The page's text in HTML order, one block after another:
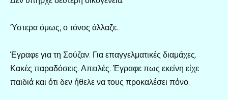
Ύστερα όμως, ο τόνος άλλαζε.
Έγραφε για τη Σούζαν. Για επαγγελματικές διαμάχες.
Κακές παραδόσεις. Απειλές. Έγραφε πως εκείνη είχε
παιδιά και ότι δεν ήθελε να τους προκαλέσει πόνο.